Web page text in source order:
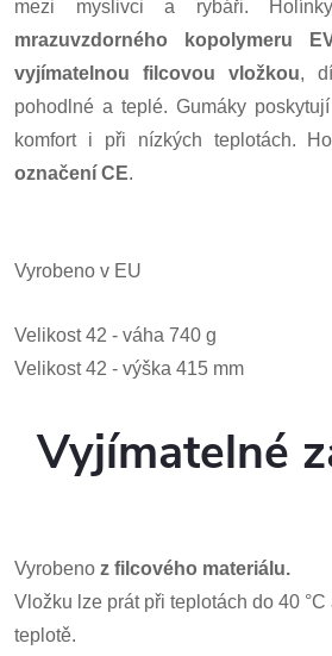
mezi myslivci a rybáři.
mrazuvzdorného kopolymeru
vyjímatelnou filcovou vložkou,
pohodlné a teplé. Gumáky
komfort i při nízkých teplotách.
označení CE.
Vyrobeno v EU
Velikost 42 - váha 740 g
Velikost 42 - výška 415 mm
Vyjímatelné
Vyrobeno z filcového materiálu.
Vložku lze prát při teplotách do 40
teplotě.